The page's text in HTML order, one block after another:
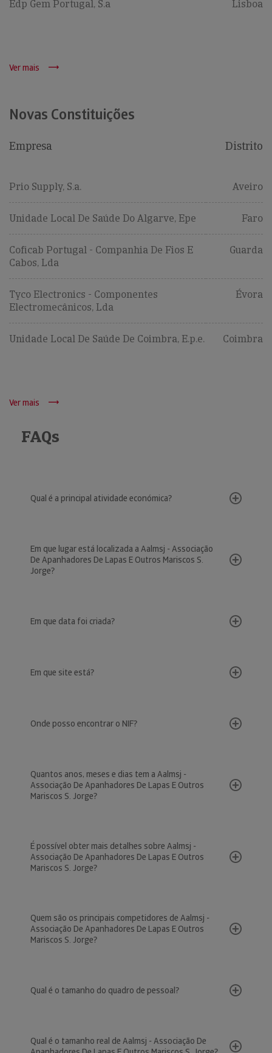
Edp Gem Portugal, S.a Lisboa
Ver mais
Novas Constituições
Empresa Distrito
Prio Supply, S.a. Aveiro
Unidade Local De Saúde Do Algarve, Epe Faro
Coficab Portugal - Companhia De Fios E
Cabos, Lda
Guarda
Tyco Electronics - Componentes
Electromecânicos, Lda
Évora
Unidade Local De Saúde De Coimbra, E.p.e. Coimbra
Ver mais
FAQs
Qual é a principal atividade económica?
Em que lugar está localizada a Aalmsj - Associação
De Apanhadores De Lapas E Outros Mariscos S.
Jorge?
Em que data foi criada?
Em que site está?
Onde posso encontrar o NIF?
Quantos anos, meses e dias tem a Aalmsj -
Associação De Apanhadores De Lapas E Outros
Mariscos S. Jorge?
É possível obter mais detalhes sobre Aalmsj -
Associação De Apanhadores De Lapas E Outros
Mariscos S. Jorge?
Quem são os principais competidores de Aalmsj -
Associação De Apanhadores De Lapas E Outros
Mariscos S. Jorge?
Qual é o tamanho do quadro de pessoal?
Qual é o tamanho real de Aalmsj - Associação De